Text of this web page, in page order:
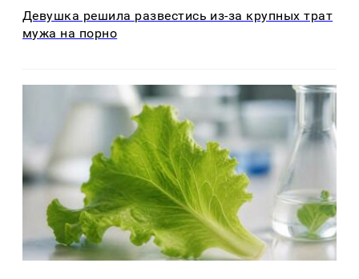
Девушка решила развестись из-за крупных трат
мужа на порно